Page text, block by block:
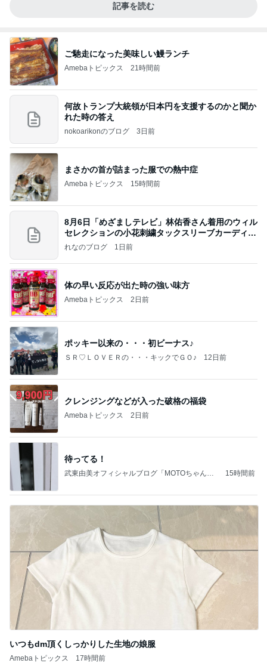
記事を読む
ご馳走になった美味しい鰻ランチ
Amebaトピックス 21時間前
何故トランプ大統領が日本円を支援するのかと聞か
れた時の答え
nokoarikonのブログ 3日前
まさかの首が詰まった服での熱中症
Amebaトピックス 15時間前
8月6日「めざましテレビ」林佑香さん着用のウィル
セレクションの小花刺繍タックスリーブカーディガ
ン
れなのブログ 1日前
体の早い反応が出た時の強い味方
Amebaトピックス 2日前
ポッキー以来の・・・初ビーナス♪
ＳＲ♡ＬＯＶＥＲの・・・キックでＧＯ♪ 12日前
クレンジングなどが入った破格の福袋
Amebaトピックス 2日前
待ってる！
武東由美オフィシャルブログ「MOTOちゃんと
15時間前
いつもdm頂くしっかりした生地の娘服
Amebaトピックス 17時間前